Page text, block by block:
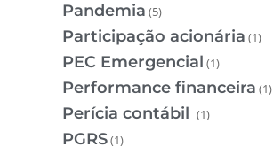
Pandemia (5)
Participação acionária (1)
PEC Emergencial (1)
Performance financeira (1)
Perícia contábil (1)
PGRS(1)